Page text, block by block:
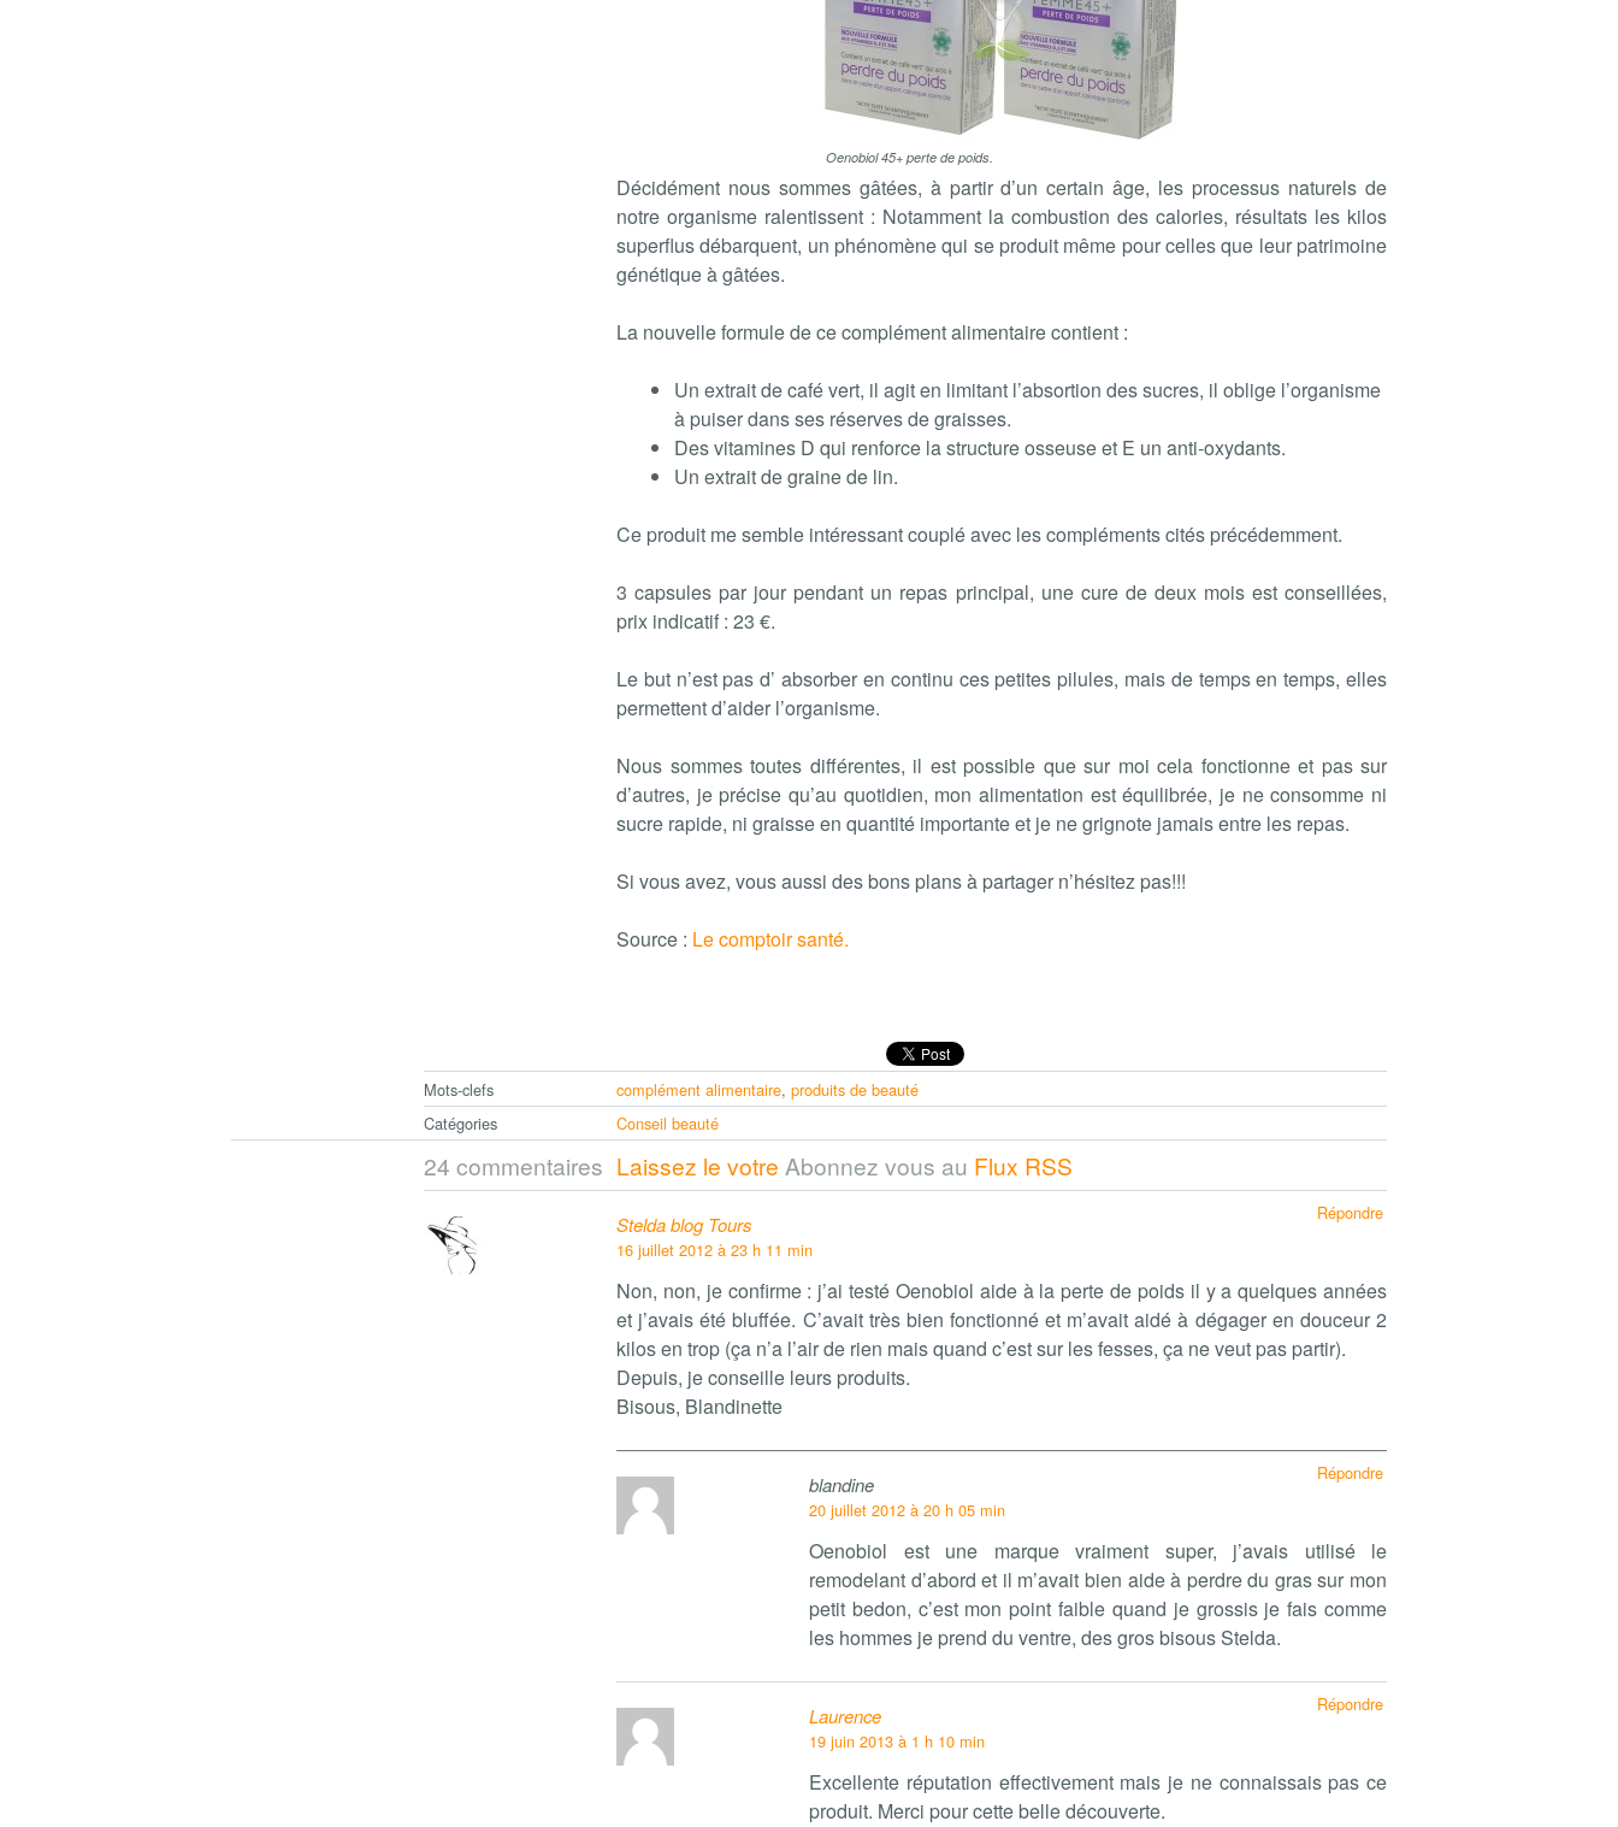
Oenobiol 45+ perte de poids.
Décidément nous sommes gâtées, à partir d’un certain âge, les processus naturels de
notre organisme ralentissent : Notamment la combustion des calories, résultats les kilos
superflus débarquent, un phénomène qui se produit même pour celles que leur patrimoine
génétique à gâtées.
La nouvelle formule de ce complément alimentaire contient :
Un extrait de café vert, il agit en limitant l’absortion des sucres, il oblige l’organisme
à puiser dans ses réserves de graisses.
Des vitamines D qui renforce la structure osseuse et E un anti-oxydants.
Un extrait de graine de lin.
Ce produit me semble intéressant couplé avec les compléments cités précédemment.
3 capsules par jour pendant un repas principal, une cure de deux mois est conseillées,
prix indicatif : 23 €.
Le but n’est pas d’ absorber en continu ces petites pilules, mais de temps en temps, elles
permettent d’aider l’organisme.
Nous sommes toutes différentes, il est possible que sur moi cela fonctionne et pas sur
d’autres, je précise qu’au quotidien, mon alimentation est équilibrée, je ne consomme ni
sucre rapide, ni graisse en quantité importante et je ne grignote jamais entre les repas.
Si vous avez, vous aussi des bons plans à partager n’hésitez pas!!!
Source : Le comptoir santé.
Mots-clefs complément alimentaire, produits de beauté
Catégories
Conseil beauté
24 commentaires Laissez le votre Abonnez vous au Flux RSS
Stelda blog Tours
16 juillet 2012 à 23 h 11 min
Non, non, je confirme : j’ai testé Oenobiol aide à la perte de poids il y a quelques années
et j’avais été bluffée. C’avait très bien fonctionné et m’avait aidé à dégager en douceur 2
kilos en trop (ça n’a l’air de rien mais quand c’est sur les fesses, ça ne veut pas partir).
Depuis, je conseille leurs produits.
Bisous, Blandinette
Répondre
blandine
20 juillet 2012 à 20 h 05 min
Oenobiol est une marque vraiment super, j’avais utilisé le
remodelant d’abord et il m’avait bien aide à perdre du gras sur mon
petit bedon, c’est mon point faible quand je grossis je fais comme
les hommes je prend du ventre, des gros bisous Stelda.
Répondre
Laurence
19 juin 2013 à 1 h 10 min
Excellente réputation effectivement mais je ne connaissais pas ce
produit. Merci pour cette belle découverte.
Répondre